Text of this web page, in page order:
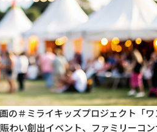
の＃ミライキッズプロジェクト「
わい創出イベント、ファミリーコン